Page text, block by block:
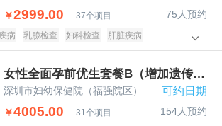
￥2999.00 37个项目 75人预约
病 乳腺检查 妇科检查
肝脏疾病
女性全面孕前优生套餐B（增加遗传病筛
深圳市妇幼保健院（福强院区） 可约日期
￥4005.00 31个项目 154人预约